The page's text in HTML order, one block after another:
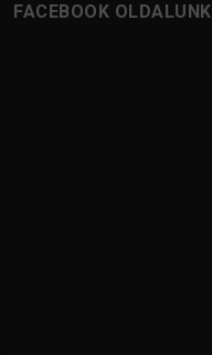
FACEBOOK OLDALUNK